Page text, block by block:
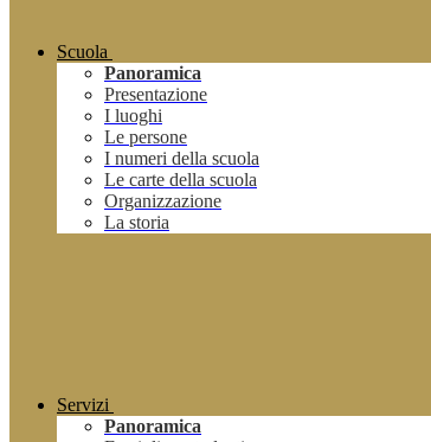
Scuola
Panoramica
Presentazione
I luoghi
Le persone
I numeri della scuola
Le carte della scuola
Organizzazione
La storia
Servizi
Panoramica